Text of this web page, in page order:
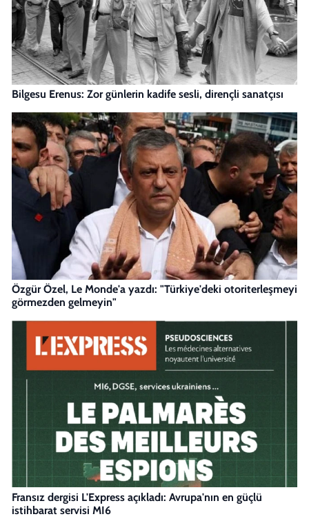
Bilgesu Erenus: Zor günlerin kadife sesli, dirençli sanatçısı
Özgür Özel, Le Monde'a yazdı: "Türkiye'deki otoriterleşmeyi
görmezden gelmeyin"
Fransız dergisi L'Express açıkladı: Avrupa'nın en güçlü
istihbarat servisi MI6